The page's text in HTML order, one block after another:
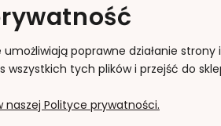
Twoje zamówienia
Ustawienia konta
Przechowalnia
poprawne działanie
wszystkich tych plików i przejść do
Polityce prywatności.